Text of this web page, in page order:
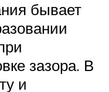
бывает
зазора. В
и